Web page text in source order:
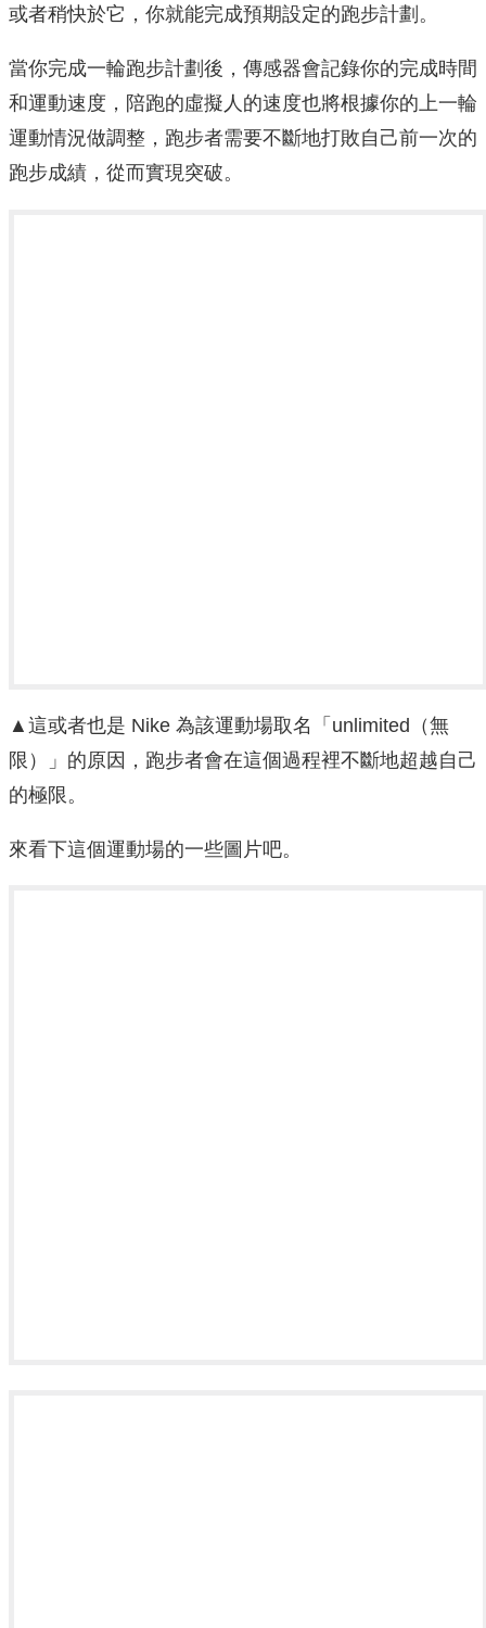
或者稍快於它，你就能完成預期設定的跑步計劃。
當你完成一輪跑步計劃後，傳感器會記錄你的完成時間
和運動速度，陪跑的虛擬人的速度也將根據你的上一輪
運動情況做調整，跑步者需要不斷地打敗自己前一次的
跑步成績，從而實現突破。
▲ 這或者也是 Nike 為該運動場取名「unlimited（無
限）」的原因，跑步者會在這個過程裡不斷地超越自己
的極限。
來看下這個運動場的一些圖片吧。